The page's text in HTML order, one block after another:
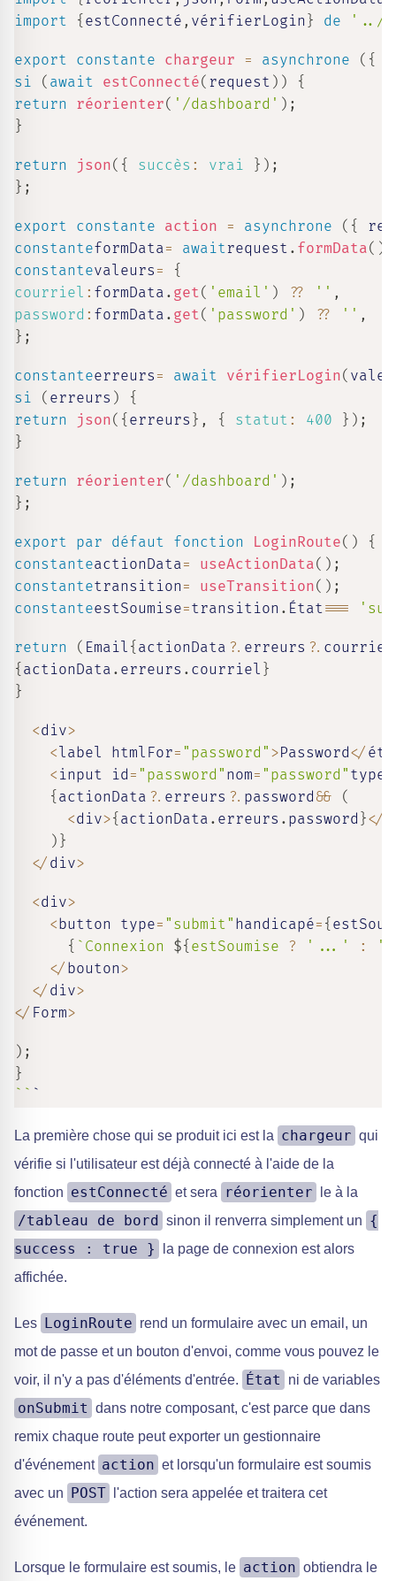
import
{ estConnecté , vérifierLogin } de '../
export constante chargeur = asynchrone ( {
si
( await estConnecté( request ) )
{
return
réorienter( '/dashboard' ) ;
}
return json( { succès : vrai } ) ;
} ;
export constante action = asynchrone ( {
constanteformData= awaitrequest . formData( )
constantevaleurs =
{
courriel : formData . get( 'email' ) ?? '' ,
password : formData . get( 'password' ) ?? '' ,
} ;
constanteerreurs = await vérifierLogin(
si
( erreurs )
{
return
json( { erreurs } , { statut : 400 } ) ;
}
return réorienter( '/dashboard' ) ;
} ;
export par défaut fonction LoginRoute( )
{
constanteactionData= useActionData( ) ;
constantetransition = useTransition( ) ;
constanteestSoumise=transition . État===
return ( Email { actionData ?. erreurs ?. courriel
{ actionData . erreurs . courriel }
}
<div>
< label htmlFor= "password" >Password</
< input id = "password" nom= "password" type
{ actionData ?. erreurs ?. password &&
(
<div>{ actionData . erreurs . password }</
) }
</ div>
<div>
<button type= "submit" handicapé= {
{ ` Connexion ${ estSoumise ? '...' : ''
</ bouton>
</ div>
</ Form>
) ;
}
La première chose qui se produit ici est la chargeur qui
vérifie si l'utilisateur est déjà connecté à l'aide de la
fonction estConnecté et sera réorienter le à la
/tableau de bord sinon il renverra simplement un {
success : true }
la page de connexion est alors
affichée.
Les LoginRoute rend un formulaire avec un email, un
mot de passe et un bouton d'envoi, comme vous pouvez le
voir, il n'y a pas d'éléments d'entrée. État ni de variables
onSubmit dans notre composant, c'est parce que dans
remix chaque route peut exporter un gestionnaire
d'événement action et lorsqu'un formulaire est soumis
avec un POST
l'action sera appelée et traitera cet
événement.
Lorsque le formulaire est soumis, le action obtiendra le